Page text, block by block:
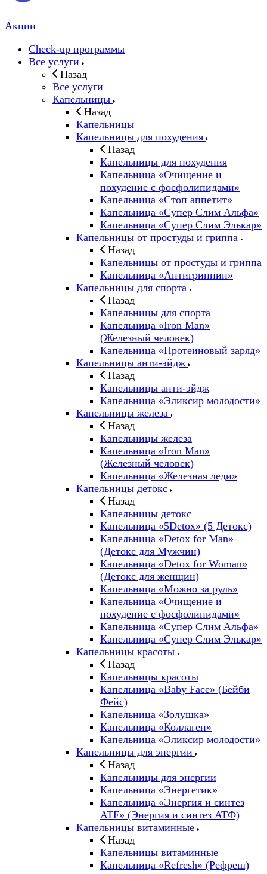
Акции
Check-up программы
Все услуги
Назад
Все услуги
Капельницы
Назад
Капельницы
Капельницы для похудения
Назад
Капельницы для похудения
Капельница «Очищение и
похудение с фосфолипидами»
Капельница «Стоп аппетит»
Капельница «Супер Слим Альфа»
Капельница «Супер Слим Элькар»
Капельницы от простуды и гриппа
Назад
Капельницы от простуды и гриппа
Капельница «Антигриппин»
Капельницы для спорта
Назад
Капельницы для спорта
Капельница «Iron Man»
(Железный человек)
Капельница «Протеиновый заряд»
Капельницы анти-эйдж
Назад
Капельницы анти-эйдж
Капельница «Эликсир молодости»
Капельницы железа
Назад
Капельницы железа
Капельница «Iron Man»
(Железный человек)
Капельница «Железная леди»
Капельницы детокс
Назад
Капельницы детокс
Капельница «5Detox» (5 Детокс)
Капельница «Detox for Man»
(Детокс для Мужчин)
Капельница «Detox for Woman»
(Детокс для женщин)
Капельница «Можно за руль»
Капельница «Очищение и
похудение с фосфолипидами»
Капельница «Супер Слим Альфа»
Капельница «Супер Слим Элькар»
Капельницы красоты
Назад
Капельницы красоты
Капельница «Baby Face» (Бейби
Фейс)
Капельница «Золушка»
Капельница «Коллаген»
Капельница «Эликсир молодости»
Капельницы для энергии
Назад
Капельницы для энергии
Капельница «Энергетик»
Капельница «Энергия и синтез
ATF» (Энергия и синтез АТФ)
Капельницы витаминные
Назад
Капельницы витаминные
Капельница «Refresh» (Рефреш)